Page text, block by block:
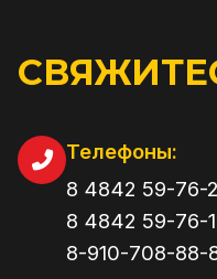
Телефоны:
8 4842 59-76-
8 4842 59-76-
8-910-708-88-